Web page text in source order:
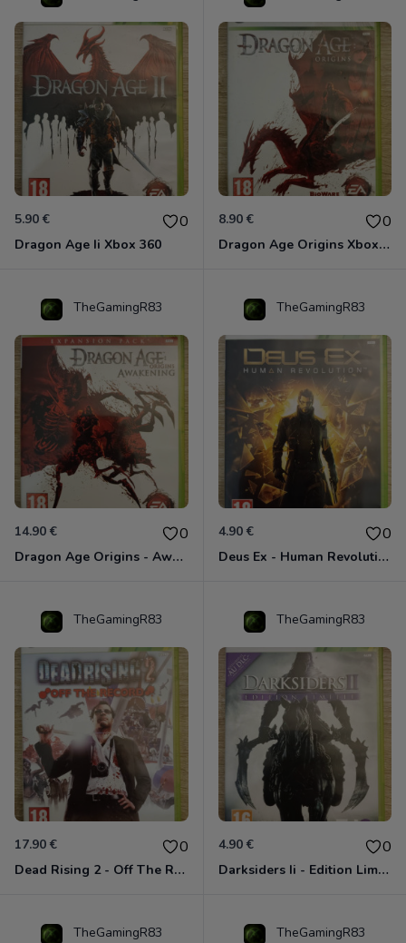
5.90 € 0
Dragon Age Ii Xbox 360
8.90 € 0
Dragon Age Origins Xbox 360
TheGamingR83
14.90 € 0
Dragon Age Origins - Awakening Xbox 360
TheGamingR83
4.90 € 0
Deus Ex - Human Revolution Xbox 360
TheGamingR83
17.90 € 0
Dead Rising 2 - Off The Record Xbox 360
TheGamingR83
4.90 € 0
Darksiders Ii - Edition Limitée Xbox 360
TheGamingR83 TheGamingR83